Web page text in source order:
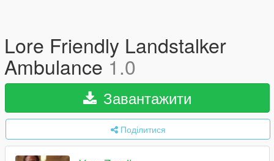
Lore Friendly Landstalker
Ambulance 1.0
Завантажити
Поділитися